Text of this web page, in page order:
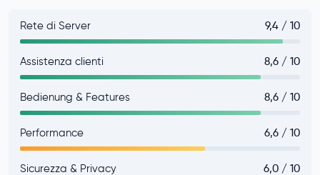
Rete di Server 9,4 / 10
Assistenza clienti 8,6 / 10
Bedienung & Features 8,6 / 10
Performance 6,6 / 10
Sicurezza & Privacy 6,0 / 10